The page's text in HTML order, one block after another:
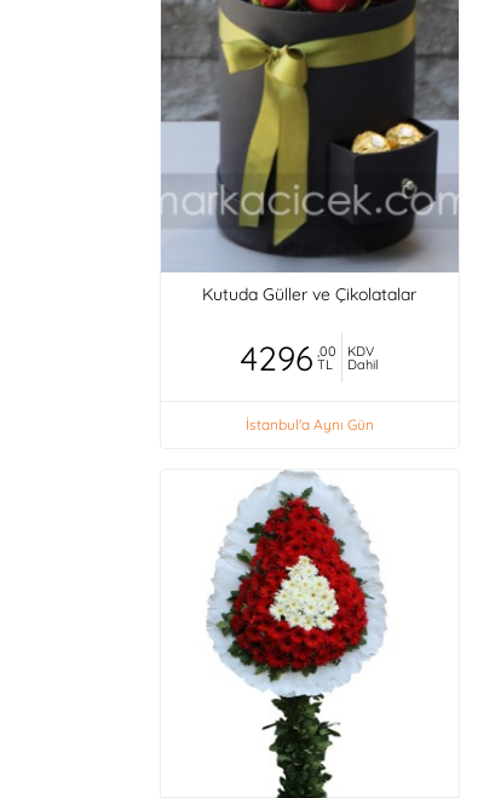
Kutuda Güller ve Çikolatalar
4296 ,00
TL
KDV
Dahil
İstanbul'a Aynı Gün